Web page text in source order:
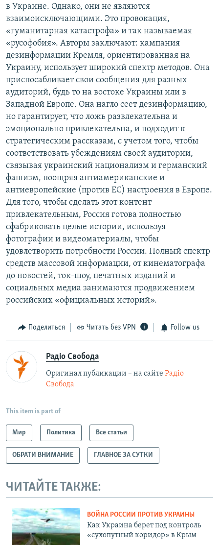
в Украине. Однако, они не являются
взаимоисключающими. Это провокация,
«гуманитарная катастрофа» и так называемая
«русофобия». Авторы заключают: кампания
дезинформации Кремля, ориентированная на
Украину, использует широкий спектр методов. Она
приспосабливает свои сообщения для разных
аудиторий, будь то на востоке Украины или в
Западной Европе. Она нагло сеет дезинформацию,
но гарантирует, что ложь развлекательна и
эмоционально привлекательна, и подходит к
стратегическим рассказам, с учетом того, чтобы
соответствовать убеждениям своей аудитории,
связывая украинский национализм и германский
фашизм, поощряя антиамериканские и
антиевропейские (против ЕС) настроения в Европе.
Для того, чтобы сделать этот контент
привлекательным, Россия готова полностью
сфабриковать целые истории, используя
фотографии и видеоматериалы, чтобы
удовлетворить потребности России. Полный спектр
средств массовой информации, от кинематографа
до новостей, ток-шоу, печатных изданий и
социальных медиа занимаются продвижением
российских «официальных историй».
Поделиться Читать без VPN Follow us
Радіо Свобода
Оригинал публикации – на сайте Радіо
Свобода
This item is part of
Мир Политика Все статьи
ОБРАТИ ВНИМАНИЕ ГЛАВНОЕ ЗА СУТКИ
ЧИТАЙТЕ ТАКЖЕ:
ВОЙНА РОССИИ ПРОТИВ УКРАИНЫ
Как Украина берет под контроль
«сухопутный коридор» в Крым